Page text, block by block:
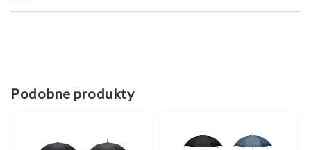
Podobne produkty